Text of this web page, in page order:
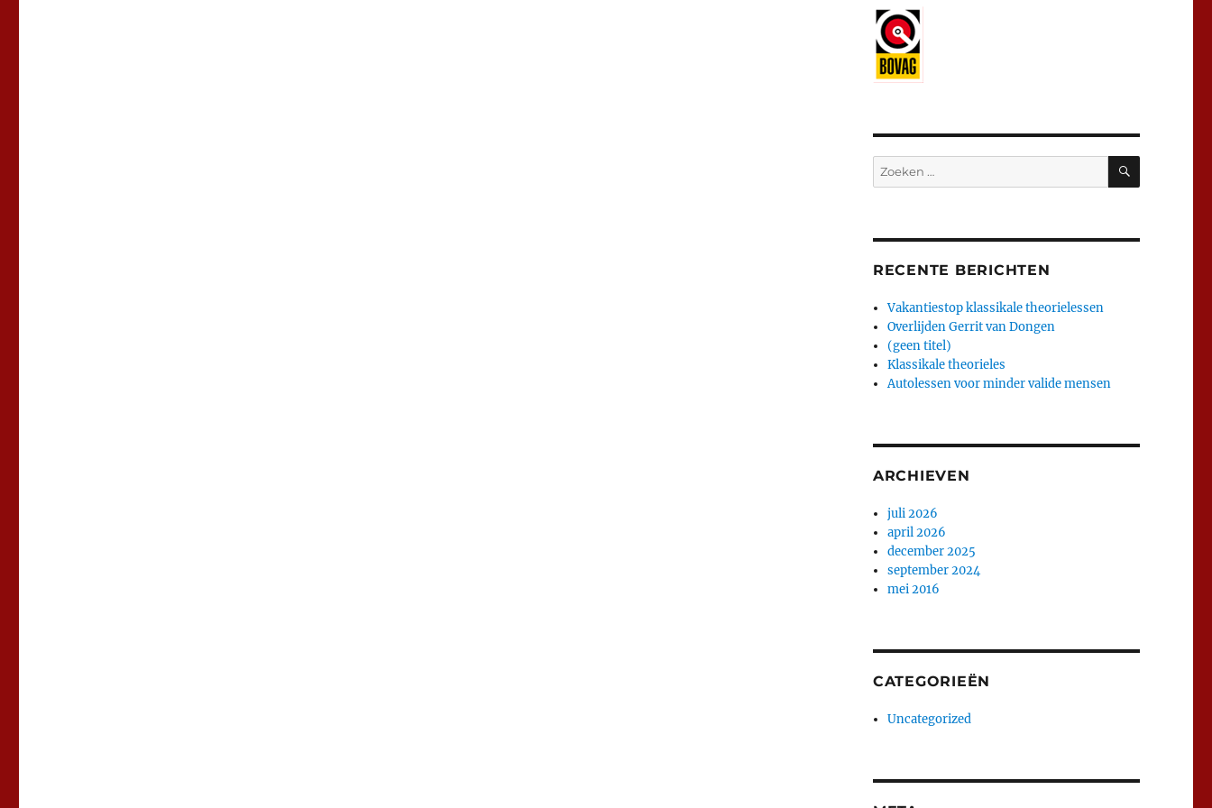
Zoeken
naar:
ZOEKEN
RECENTE BERICHTEN
Vakantiestop klassikale theorielessen
Overlijden Gerrit van Dongen
(geen titel)
Klassikale theorieles
Autolessen voor minder valide mensen
ARCHIEVEN
juli 2026
april 2026
december 2025
september 2024
mei 2016
CATEGORIEËN
Uncategorized